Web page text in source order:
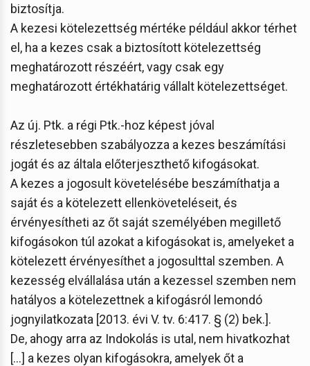
biztosítja.
A kezesi kötelezettség mértéke például akkor térhet
el, ha a kezes csak a biztosított kötelezettség
meghatározott részéért, vagy csak egy
meghatározott értékhatárig vállalt kötelezettséget.
Az új. Ptk. a régi Ptk.-hoz képest jóval
részletesebben szabályozza a kezes beszámítási
jogát és az általa előterjeszthető kifogásokat.
A kezes a jogosult követelésébe beszámíthatja a
saját és a kötelezett ellenköveteléseit, és
érvényesítheti az őt saját személyében megillető
kifogásokon túl azokat a kifogásokat is, amelyeket a
kötelezett érvényesíthet a jogosulttal szemben. A
kezesség elvállalása után a kezessel szemben nem
hatályos a kötelezettnek a kifogásról lemondó
jognyilatkozata [2013. évi V. tv. 6:417. § (2) bek.].
De, ahogy arra az Indokolás is utal, nem hivatkozhat
[...] a kezes olyan kifogásokra, amelyek őt a